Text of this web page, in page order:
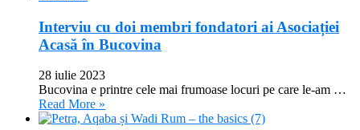
Interviu cu doi membri fondatori ai Asociației
Acasă în Bucovina
28 iulie 2023
Bucovina e printre cele mai frumoase locuri pe care le-am …
Read More »